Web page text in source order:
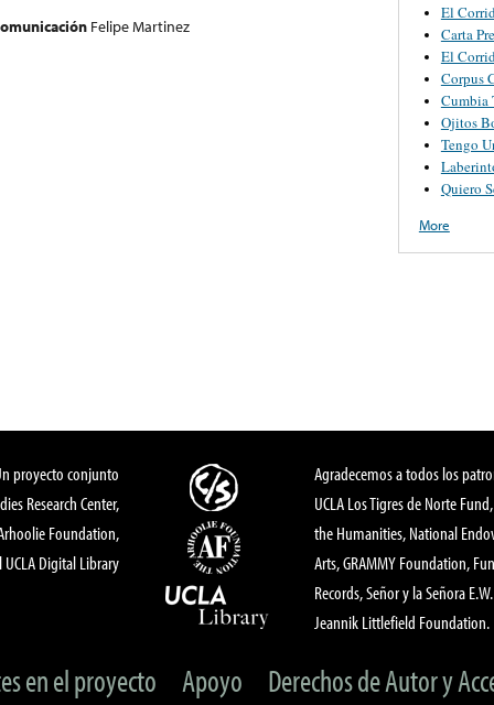
Felipe Martinez
El
Carta
El
Corpus
Cumbia
Ojitos
Tengo
Quiero
More
proyecto conjunto
Research Center,
Foundation,
UCLA Digital Library
Agradecemos a todos los
UCLA Los Tigres de Norte
the Humanities, National
Arts, GRAMMY Foundation,
Records, Señor y la Señora
Jeannik Littlefield Foundation.
en el proyecto Apoyo Derechos de Autor y